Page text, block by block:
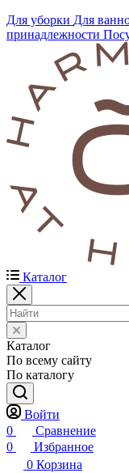
Для уборки Для
принадлежности
Каталог
Каталог
По всему сайту
По каталогу
Войти
0
Сравнение
0
Избранное
0 Корзина